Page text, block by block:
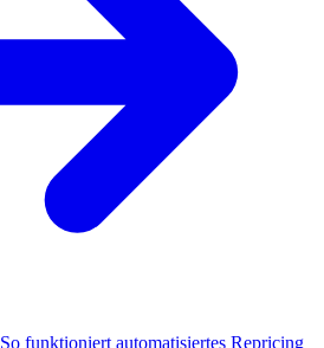
So funktioniert automatisiertes Repricing